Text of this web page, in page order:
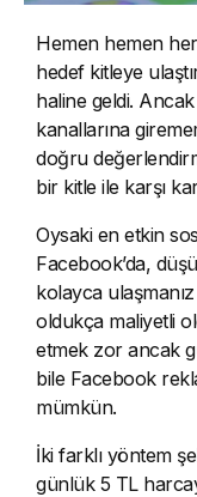
Hemen hemen
hedef kitleye
haline geldi.
kanallarına
doğru
bir kitle ile karşı
Oysaki en etkin
Facebook’da,
kolayca
oldukça maliyetli
etmek zor ancak
bile Facebook
mümkün.
İki farklı yöntem
günlük 5 TL